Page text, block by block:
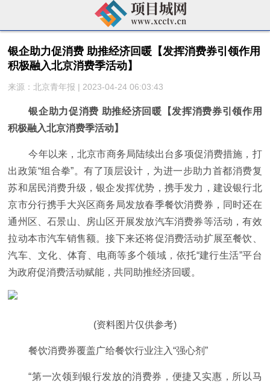
银企助力促消费 助推经济回暖【发挥消费券引领作用
积极融入北京消费季活动】
来源：北京青年报 | 2023-04-24 06:03:43
银企助力促消费 助推经济回暖【发挥消费券引领作用
积极融入北京消费季活动】
今年以来，北京市商务局陆续出台多项促消费措施，打
出政策“组合拳”。有了顶层设计，为进一步助力首都消费复
苏和居民消费升级，银企发挥优势，携手发力，建设银行北
京市分行携手大兴区商务局发放春季餐饮消费券，同时还在
通州区、石景山、房山区开展发放汽车消费券等活动，有效
拉动本市汽车销售额。接下来还将促消费活动扩展至餐饮、
汽车、文化、体育、电商等多个领域，依托“建行生活”平台
为政府促消费活动赋能，共同助推经济回暖。
(资料图片仅供参考)
餐饮消费券覆盖广给餐饮行业注入“强心剂”
“第一次领到银行发放的消费券，便捷又实惠，所以马